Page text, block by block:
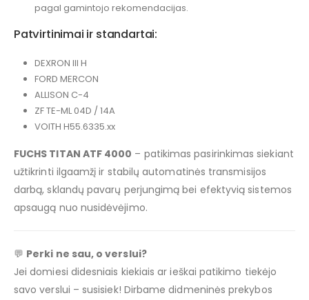
pagal gamintojo rekomendacijas.
Patvirtinimai ir standartai:
DEXRON III H
FORD MERCON
ALLISON C-4
ZF TE-ML 04D / 14A
VOITH H55.6335.xx
FUCHS TITAN ATF 4000 – patikimas pasirinkimas siekiant
užtikrinti ilgaamžį ir stabilų automatinės transmisijos
darbą, sklandų pavarų perjungimą bei efektyvią sistemos
apsaugą nuo nusidėvėjimo.
💬 Perki ne sau, o verslui?
Jei domiesi didesniais kiekiais ar ieškai patikimo tiekėjo
savo verslui – susisiek! Dirbame didmeninės prekybos